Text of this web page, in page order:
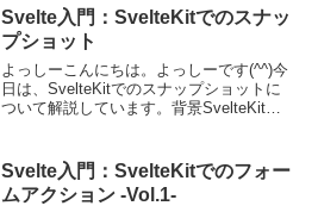
に残しました。CLIツール（sv...
Svelte入門：SvelteKitでのスナッ
プショット
よっしーこんにちは。よっしーです(^^)今
日は、SvelteKitでのスナップショットに
ついて解説しています。背景SvelteKitで
忘として記事に残しました。スナップ...
Svelte入門：SvelteKitでのフォー
ムアクション -Vol.1-